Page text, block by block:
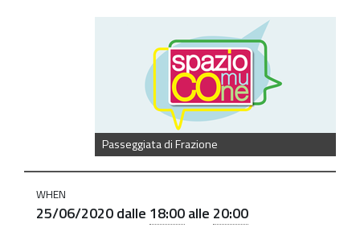
Passeggiata di Frazione
https://old.comune.zolapredosa.bo.it/events/
Spazio
WHEN
25/06/2020dalle 18:00alle 20:00